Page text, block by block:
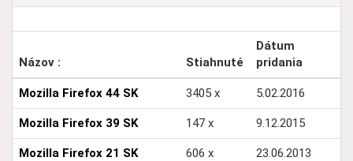
Názov : Stiahnuté
Dátum
pridania
Mozilla Firefox 44 SK 3405 x 5.02.2016
Mozilla Firefox 39 SK 147 x 9.12.2015
Mozilla Firefox 21 SK 606 x 23.06.2013